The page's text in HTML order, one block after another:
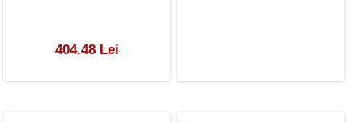
404.48 Lei